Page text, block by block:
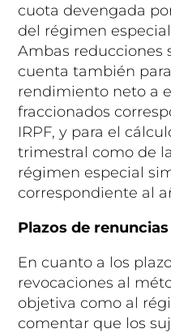
cuota devengada
del régimen
Ambas reducciones
cuenta también
rendimiento neto a
fraccionados
IRPF, y para el
trimestral como de
régimen especial
correspondiente al
Plazos de
En cuanto a los
revocaciones al
objetiva como al
comentar que los